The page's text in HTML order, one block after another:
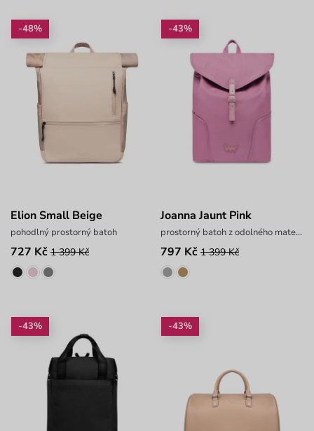
-48%
Elion Small Beige
pohodlný prostorný batoh
727 Kč 1 399 Kč
-43%
Joanna Jaunt Pink
prostorný batoh z odolného materiálu
797 Kč 1 399 Kč
-43% -43%